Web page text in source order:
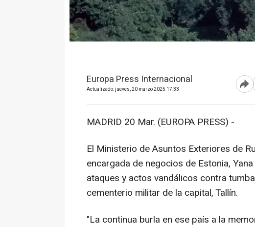
Europa Press Internacional
Actualizado: jueves, 20 marzo 2025 17:33
MADRID 20 Mar. (EUROPA PRESS) -
El Ministerio de Asuntos Exteriores de
encargada de negocios de Estonia,
ataques y actos vandálicos contra
cementerio militar de la capital, Tallín.
"La continua burla en ese país a la